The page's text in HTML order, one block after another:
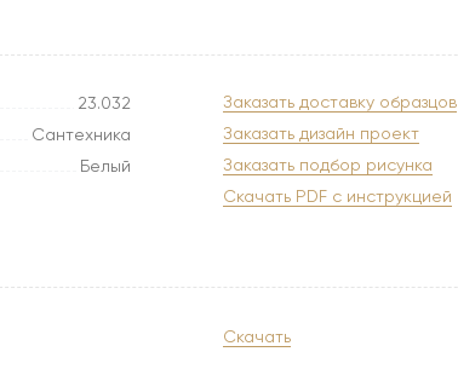
23.032
Сантехника
Белый
Заказать доставку образцов
Заказать дизайн проект
Заказать подбор рисунка
Скачать PDF с инструкцией
Скачать